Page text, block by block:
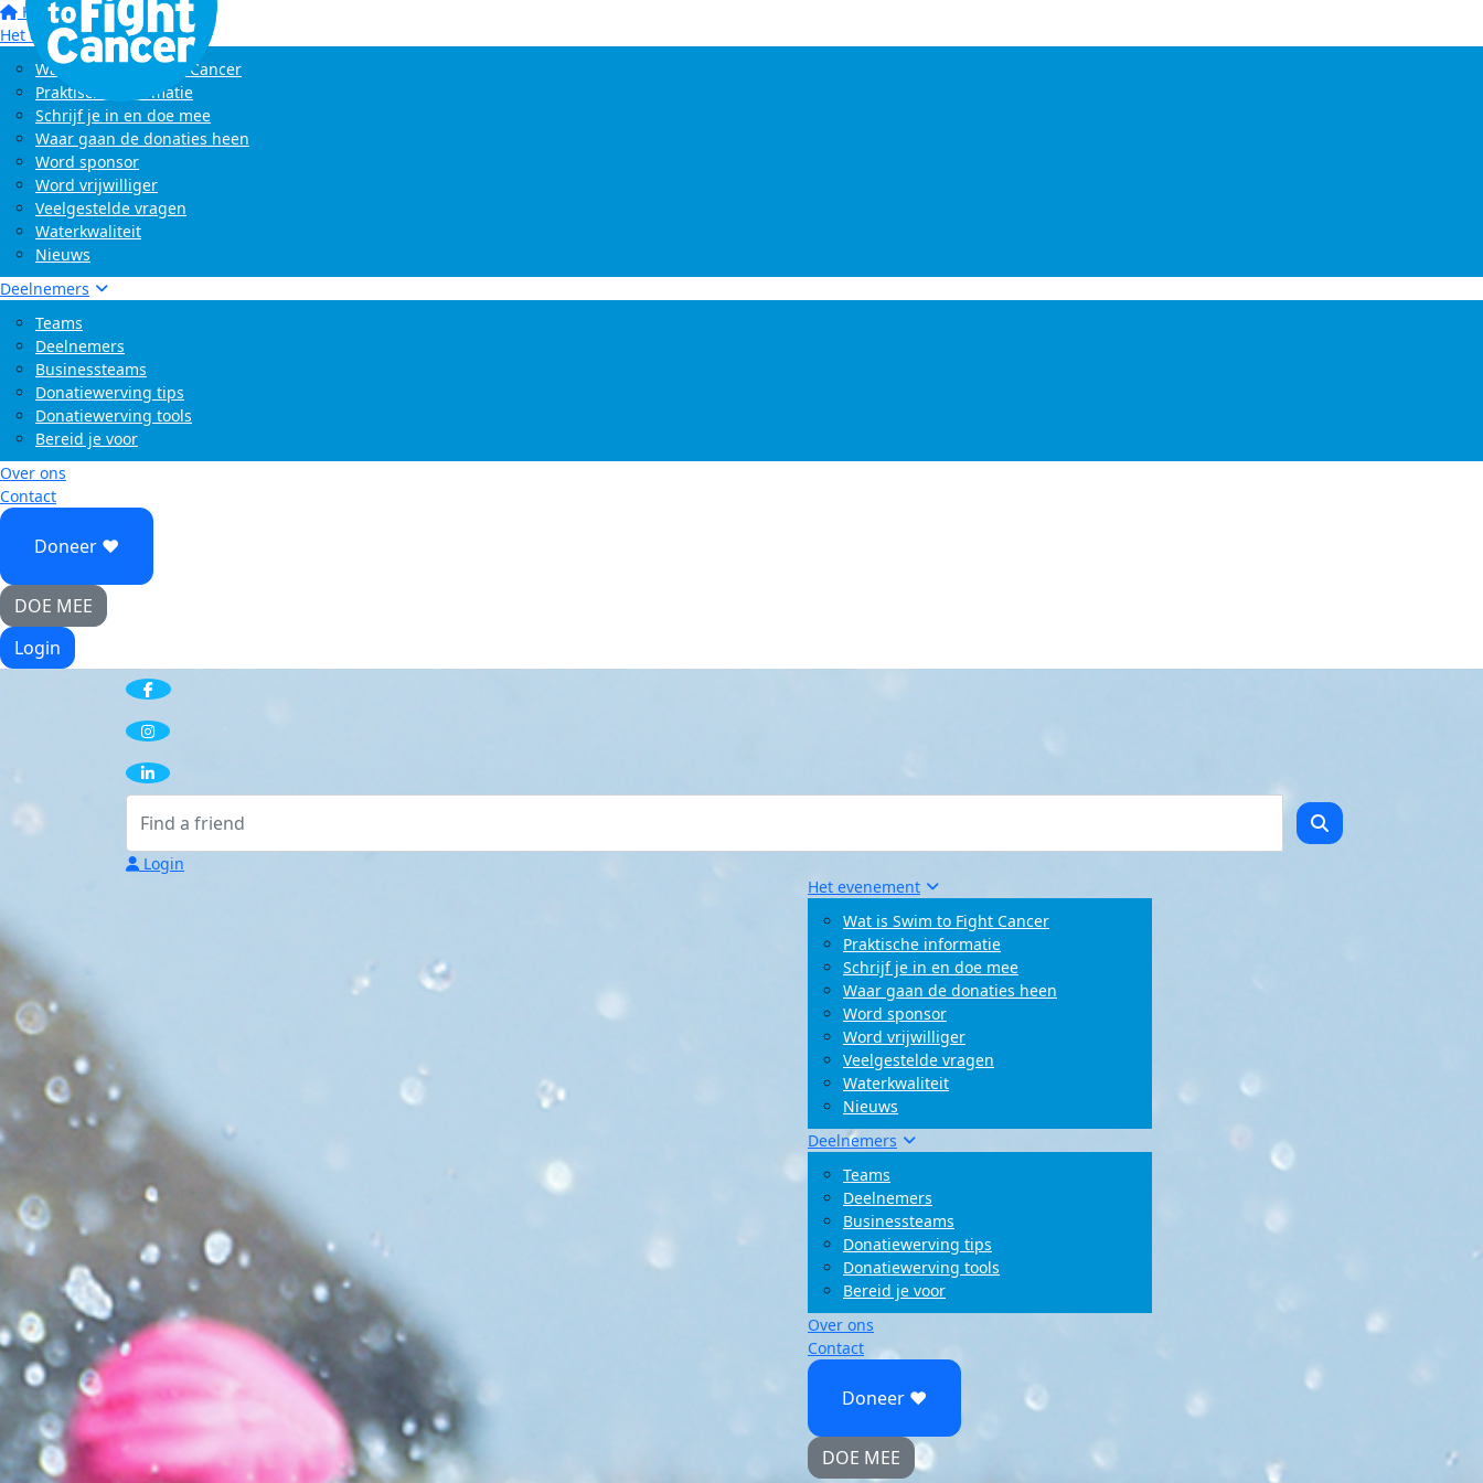
Home
Het evenement
Wat is Swim to Fight Cancer
Praktische informatie
Schrijf je in en doe mee
Waar gaan de donaties heen
Word sponsor
Word vrijwilliger
Veelgestelde vragen
Waterkwaliteit
Nieuws
Deelnemers
Teams
Deelnemers
Businessteams
Donatiewerving tips
Donatiewerving tools
Bereid je voor
Over ons
Contact
Doneer ♥
DOE MEE
Login
Login
Het evenement
Wat is Swim to Fight Cancer
Praktische informatie
Schrijf je in en doe mee
Waar gaan de donaties heen
Word sponsor
Word vrijwilliger
Veelgestelde vragen
Waterkwaliteit
Nieuws
Deelnemers
Teams
Deelnemers
Businessteams
Donatiewerving tips
Donatiewerving tools
Bereid je voor
Over ons
Contact
Doneer ♥
DOE MEE